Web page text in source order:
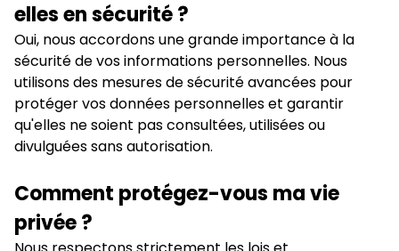
elles en sécurité ?
Oui, nous accordons une grande importance à la
sécurité de vos informations personnelles. Nous
utilisons des mesures de sécurité avancées pour
protéger vos données personnelles et garantir
qu'elles ne soient pas consultées, utilisées ou
divulguées sans autorisation.
Comment protégez-vous ma vie
privée ?